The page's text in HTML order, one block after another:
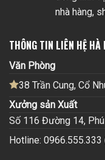
nhà hàng,
THÔNG TIN LIÊN HỆ HÀ
Văn Phòng
38 Trần Cung, Cổ
Xưởng sản Xuất
Số 116 Đường 14,
Hotline: